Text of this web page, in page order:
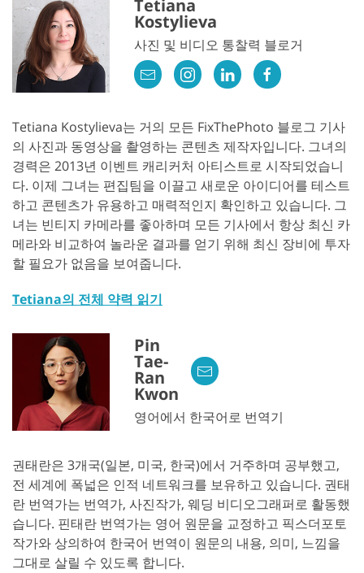
Tetiana
Kostylieva
사진 및 비디오 통찰력 블로거
Tetiana Kostylieva는 거의 모든 FixThePhoto 블로그 기사
의 사진과 동영상을 촬영하는 콘텐츠 제작자입니다. 그녀의
경력은 2013년 이벤트 캐리커처 아티스트로 시작되었습니
다. 이제 그녀는 편집팀을 이끌고 새로운 아이디어를 테스트
하고 콘텐츠가 유용하고 매력적인지 확인하고 있습니다. 그
녀는 빈티지 카메라를 좋아하며 모든 기사에서 항상 최신 카
메라와 비교하여 놀라운 결과를 얻기 위해 최신 장비에 투자
할 필요가 없음을 보여줍니다.
Tetiana의 전체 약력 읽기
Pin
Tae-
Ran
Kwon
영어에서 한국어로 번역기
권태란은 3개국(일본, 미국, 한국)에서 거주하며 공부했고,
전 세계에 폭넓은 인적 네트워크를 보유하고 있습니다. 권태
란 번역가는 번역가, 사진작가, 웨딩 비디오그래퍼로 활동했
습니다. 핀태란 번역가는 영어 원문을 교정하고 픽스더포토
작가와 상의하여 한국어 번역이 원문의 내용, 의미, 느낌을
그대로 살릴 수 있도록 합니다.